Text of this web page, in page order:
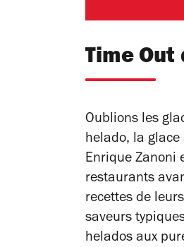
Time Out
Oublions les
helado, la glace
Enrique Zanoni
restaurants
recettes de
saveurs
helados aux